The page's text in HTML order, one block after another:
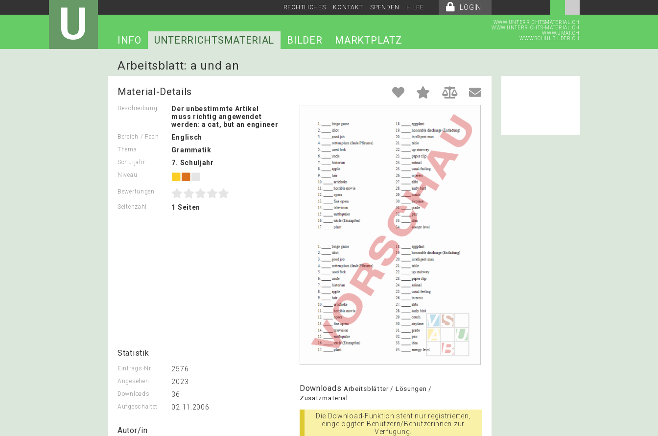
LOGIN
RECHTLICHES KONTAKT SPENDEN HILFE
U
WWW.UNTERRICHTSMATERIAL.CH
WWW.UNTERRICHTS-MATERIAL.CH
WWW.UMAT.CH
WWW.SCHULBILDER.CH
INFO UNTERRICHTSMATERIAL BILDER MARKTPLATZ
Arbeitsblatt: a und an
Material-Details
Beschreibung
Der unbestimmte Artikel
muss richtig angewendet
werden: a cat, but an engineer
Bereich / Fach Englisch
Thema Grammatik
Schuljahr 7. Schuljahr
Niveau
Bewertungen
Seitenzahl 1 Seiten
Statistik
Eintrags-Nr. 2576
Angesehen 2023
Downloads 36
Aufgeschaltet 02.11.2006
Autor/in
Downloads Arbeitsblätter / Lösungen /
Zusatzmaterial
Die Download-Funktion steht nur registrierten,
eingeloggten Benutzern/Benutzerinnen zur
Verfügung.